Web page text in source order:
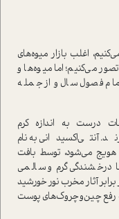
اغلب بازار میوه‌های
می‌کنیم؛ اما میوه‌ها و
فصول سال و از جمله
درست به اندازه کرم
آنتی‌اکسیدانی به نام
می‌شود، توسط بافت
گرم و سالمی
آثار مخرب نور خورشید
رفع چین‌و‌چروک‌های پوست